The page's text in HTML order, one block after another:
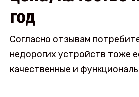
год
Согласно отзывам
недорогих устройств тоже
качественные и